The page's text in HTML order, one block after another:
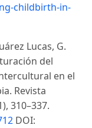
childbirth-in-
Lucas, G.
del
en el
Revista
310–337.
DOI: